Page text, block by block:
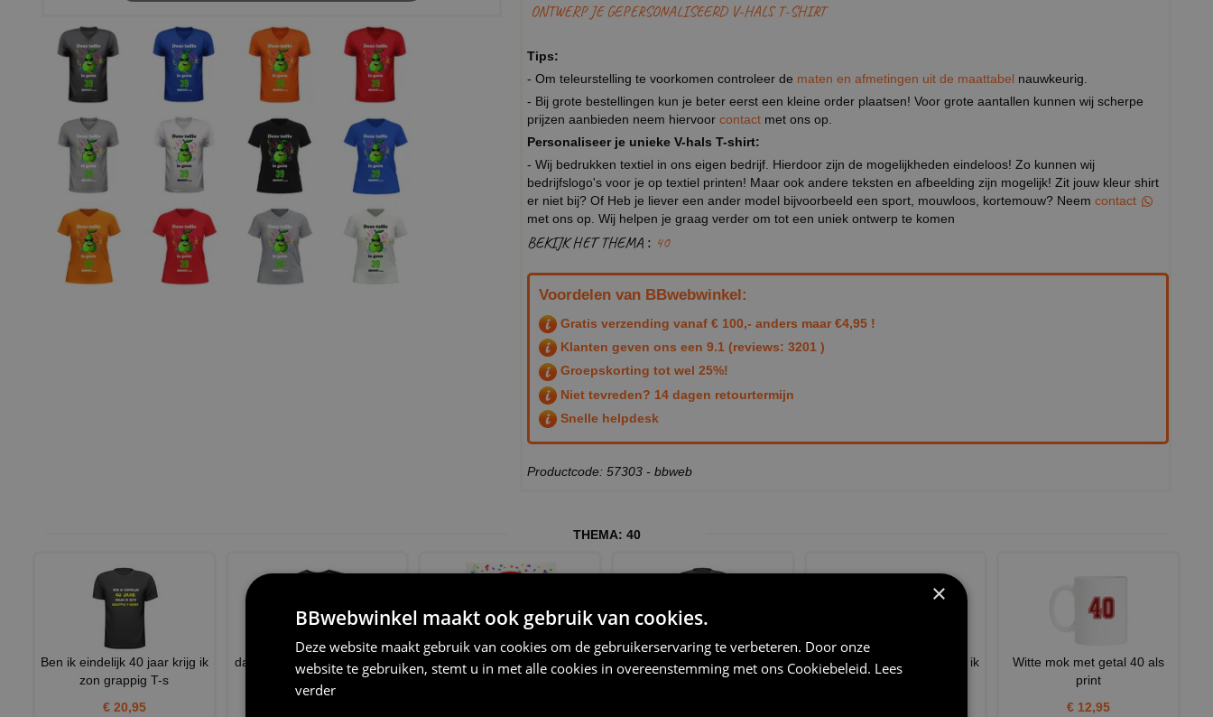
ONTWERP JE GEPERSONALISEERD V-HALS T-SHIRT
Tips:
- Om teleurstelling te voorkomen controleer de maten en afmetingen uit de maattabel nauwkeurig.
- Bij grote bestellingen kun je beter eerst een kleine order plaatsen! Voor grote aantallen kunnen wij scherpe
prijzen aanbieden neem hiervoor contact met ons op.
Personaliseer je unieke V-hals T-shirt:
- Wij bedrukken textiel in ons eigen bedrijf. Hierdoor zijn de mogelijkheden eindeloos! Zo kunnen wij
bedrijfslogo's voor je op textiel printen! Maar ook andere teksten en afbeelding zijn mogelijk! Zit jouw kleur shirt
er niet bij? Of Heb je liever een ander model bijvoorbeeld een sport, mouwloos, kortemouw? Neem contact
met ons op. Wij helpen je graag verder om tot een uniek ontwerp te komen
BEKIJK HET THEMA : 40
Voordelen van BBwebwinkel:
Gratis verzending vanaf € 100,- anders maar €4,95 !
Klanten geven ons een 9.1 (reviews: 3201 )
Groepskorting tot wel 25%!
Niet tevreden? 14 dagen retourtermijn
Snelle helpdesk
Productcode: 57303 - bbweb
THEMA: 40
Ben ik eindelijk 40 jaar krijg ik
zon grappig T-s
€ 20,95
dames shirt 40 jaar wie helpt
me oversteken? leeft
Grappig 40 Jaar
Verjaardagstegeltje full Colour
40 jaar en woest aantrekkelijk
Ben ik eindelijk 40 jaar krijg ik
Witte mok met getal 40 als
print
€ 12,95
×
BBwebwinkel maakt ook gebruik van cookies.
Deze website maakt gebruik van cookies om de gebruikerservaring te verbeteren. Door onze
website te gebruiken, stemt u in met alle cookies in overeenstemming met ons Cookiebeleid. Lees
verder